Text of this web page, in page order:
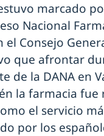
marcado
Nacional
el Consejo
que afrontar
de la DANA en
la farmacia fue
el servicio
por los